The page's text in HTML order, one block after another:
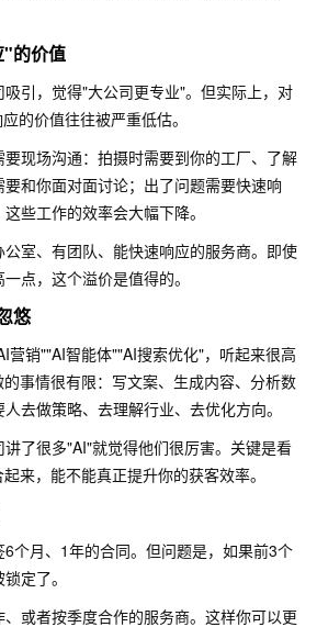
"的价值
引，觉得"大公司更专业"。但实际上，对
的价值往往被严重低估。
现场沟通：拍摄时需要到你的工厂、了解
和你面对面讨论；出了问题需要快速响
些工作的效率会大幅下降。
公室、有团队、能快速响应的服务商。即使
点，这个溢价是值得的。
悠
营销""AI智能体""AI搜索优化"，听起来很高
事情很有限：写文案、生成内容、分析数
去做策略、去理解行业、去优化方向。
讲了很多"AI"就觉得他们很厉害。关键是看
来，能不能真正提升你的获客效率。
个月、1年的合同。但问题是，如果前3个
定了。
或者按季度合作的服务商。这样你可以更